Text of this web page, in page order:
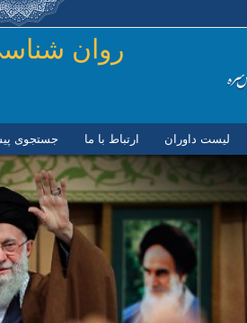
رفتن به
روان
لیست داوران ارتباط با ما جستجوی